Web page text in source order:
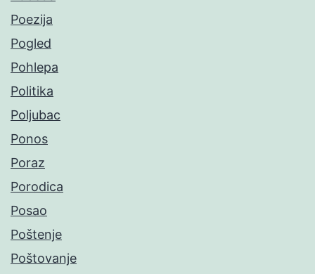
Poezija
Pogled
Pohlepa
Politika
Poljubac
Ponos
Poraz
Porodica
Posao
Poštenje
Poštovanje